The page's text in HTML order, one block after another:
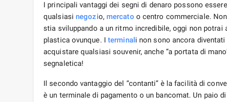
I principali vantaggi dei segni di denaro possono
qualsiasi negozio, mercato o centro commerciale.
stia sviluppando a un ritmo incredibile, oggi non
plastica ovunque. I terminali non sono ancora
acquistare qualsiasi souvenir, anche “a portata di
segnaletica!
Il secondo vantaggio del “contanti” è la facilità di
è un terminale di pagamento o un bancomat. Un paio